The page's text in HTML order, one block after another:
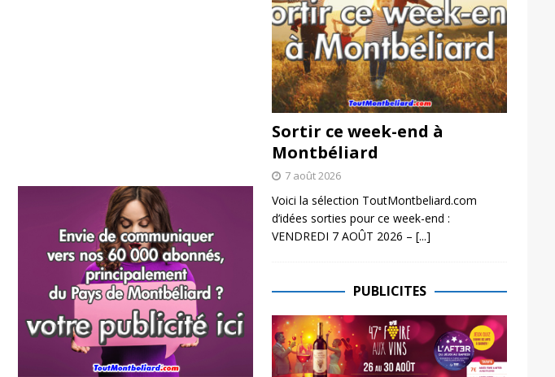
Sortir ce week-end à
Montbéliard
7 août 2026
Voici la sélection ToutMontbeliard.com
d’idées sorties pour ce week-end :
VENDREDI 7 AOÛT 2026 – [...]
PUBLICITES